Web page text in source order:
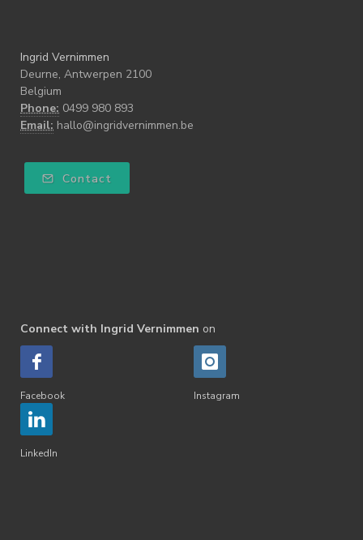
Ingrid Vernimmen
Deurne, Antwerpen 2100
Belgium
Phone: 0499 980 893
Email: hallo@ingridvernimmen.be
Contact
Connect with Ingrid Vernimmen on
Facebook Instagram
LinkedIn